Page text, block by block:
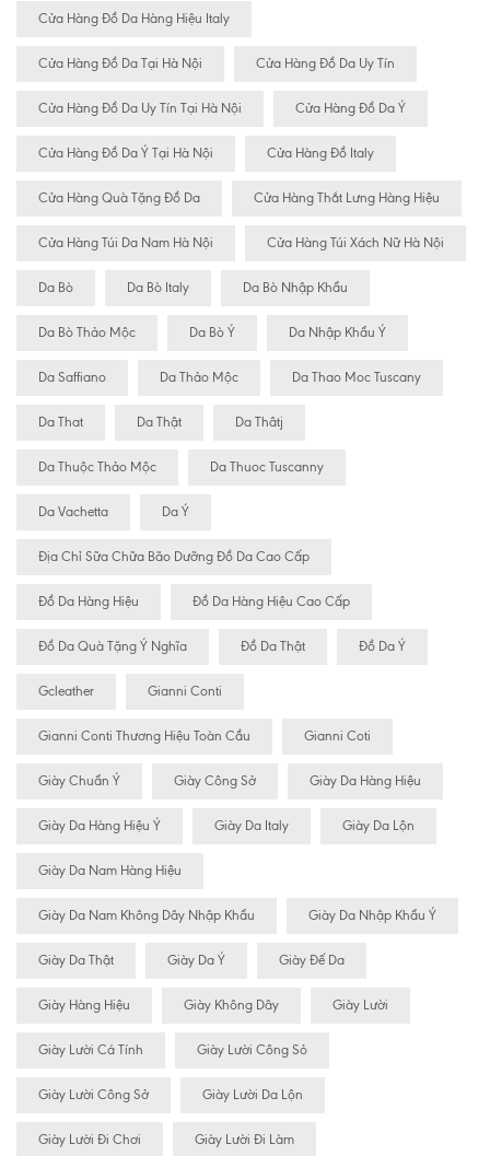
Cửa Hàng Đồ Da Hàng Hiệu Italy
Cửa Hàng Đồ Da Tại Hà Nội Cửa Hàng Đồ Da Uy Tín
Cửa Hàng Đồ Da Uy Tín Tại Hà Nội Cửa Hàng Đồ Da Ý
Cửa Hàng Đồ Da Ý Tại Hà Nội Cửa Hàng Đồ Italy
Cửa Hàng Quà Tặng Đồ Da Cửa Hàng Thắt Lưng Hàng Hiệu
Cửa Hàng Túi Da Nam Hà Nội Cửa Hàng Túi Xách Nữ Hà Nội
Da Bò Da Bò Italy Da Bò Nhập Khẩu
Da Bò Thảo Mộc Da Bò Ý Da Nhập Khẩu Ý
Da Saffiano Da Thảo Mộc Da Thao Moc Tuscany
Da That Da Thật Da Thâtj
Da Thuộc Thảo Mộc Da Thuoc Tuscanny
Da Vachetta Da Ý
Địa Chỉ Sữa Chữa Bão Dưỡng Đồ Da Cao Cấp
Đồ Da Hàng Hiệu Đồ Da Hàng Hiệu Cao Cấp
Đồ Da Quà Tặng Ý Nghĩa Đồ Da Thật Đồ Da Ý
Gcleather Gianni Conti
Gianni Conti Thương Hiệu Toàn Cầu Gianni Coti
Giày Chuẩn Ý Giày Công Sở Giày Da Hàng Hiệu
Giày Da Hàng Hiệu Ý Giày Da Italy Giày Da Lộn
Giày Da Nam Hàng Hiệu
Giày Da Nam Không Dây Nhập Khẩu Giày Da Nhập Khẩu Ý
Giày Da Thật Giày Da Ý Giày Đế Da
Giày Hàng Hiệu Giày Không Dây Giày Lười
Giày Lười Cá Tính Giày Lười Công Sỏ
Giày Lười Công Sở Giày Lười Da Lộn
Giày Lười Đi Chơi Giày Lười Đi Làm